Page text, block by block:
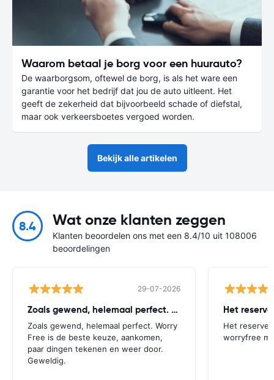
Waarom betaal je borg voor een huurauto?
De waarborgsom, oftewel de borg, is als het ware een
garantie voor het bedrijf dat jou de auto uitleent. Het
geeft de zekerheid dat bijvoorbeeld schade of diefstal,
maar ook verkeersboetes vergoed worden.
Bekijk alle artikelen
8.4 Wat onze klanten zeggen
Klanten beoordelen ons met een 8.4/10 uit 108006
beoordelingen
29-07-2026
Zoals gewend, helemaal perfect. Worry
Zoals gewend, helemaal perfect. Worry
Free is de beste keuze, aankomen,
paar dingen tekenen en weer door.
Geweldig.
Het
Het
worryfree